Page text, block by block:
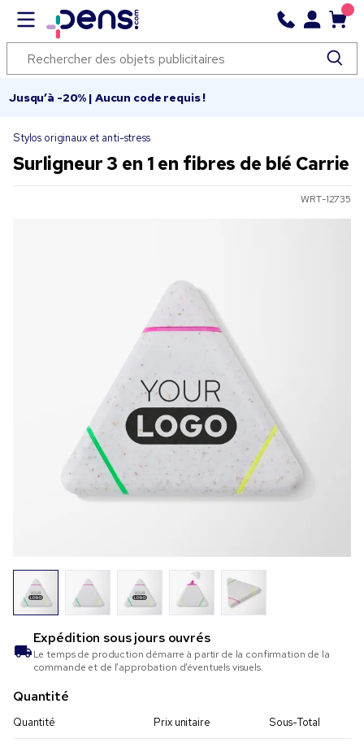
Jusqu’à -20% | Aucun code requis !
Stylos originaux et anti-stress
Surligneur 3 en 1 en fibres de blé Carrie
WRT-12735
Expédition sousjours ouvrés
Le temps de production démarre à partir de la confirmation de la
commande et de l’approbation d’éventuels visuels.
Quantité
Quantité Prix unitaire Sous-Total